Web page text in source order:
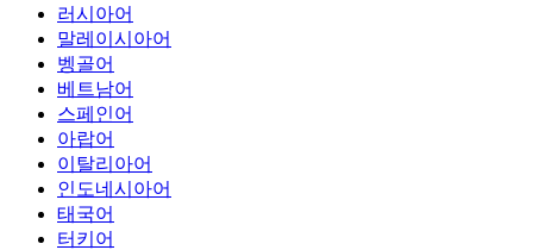
러시아어
말레이시아어
벵골어
베트남어
스페인어
아랍어
이탈리아어
인도네시아어
태국어
터키어